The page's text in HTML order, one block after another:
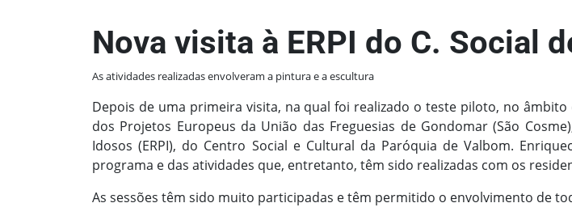
Nova visita à ERPI do C. Social
As atividades realizadas envolveram a pintura e a escultura
Depois de uma primeira visita, na qual foi realizado o teste piloto, no
dos Projetos Europeus da União das Freguesias de Gondomar (São
Idosos (ERPI), do Centro Social e Cultural da Paróquia de Valbom.
programa e das atividades que, entretanto, têm sido realizadas com os
As sessões têm sido muito participadas e têm permitido o envolvimento de